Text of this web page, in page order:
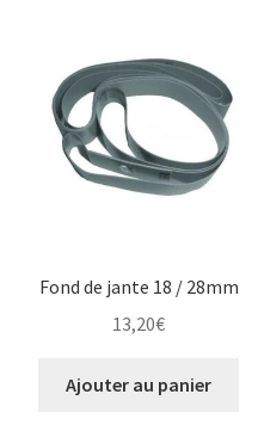
Chambres & fonds 14″
Chambres & fonds 15″
Chambres & fonds 17″
Fond de jante 18 / 28mm
13,20€
Ajouter au panier